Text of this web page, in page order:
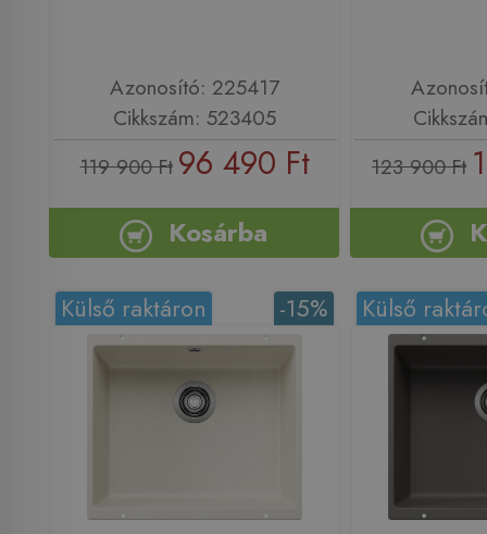
Azonosító: 225417
Cikkszám: 523405
119 900 Ft 96 490 Ft
Kosárba
123 900 Ft
-15%
Külső raktáron Külső